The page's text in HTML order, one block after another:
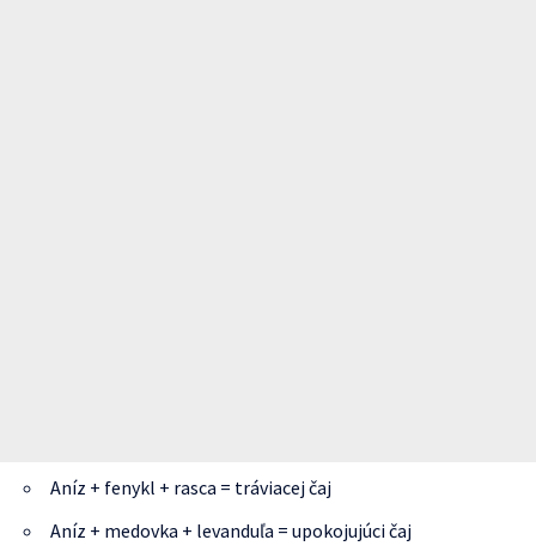
Aníz + fenykl + rasca = tráviacej čaj
Aníz + medovka + levanduľa = upokojujúci čaj